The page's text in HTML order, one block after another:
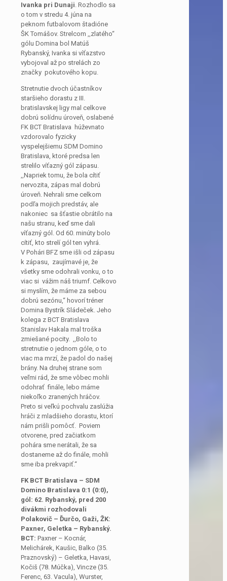
Ivanka pri Dunaji . Rozhodlo sa
o tom v stredu 4. júna na
peknom futbalovom štadióne
ŠK Tomášov. Strelcom ,,zlatého“
gólu Domina bol Matúš
Rybanský, Ivanka si víťazstvo
vybojoval až po strelách zo
značky pokutového kopu.
Stretnutie dvoch účastníkov
staršieho dorastu z III.
bratislavskej ligy mal celkove
dobrú solídnu úroveň, oslabené
FK BCT Bratislava húževnato
vzdorovalo fyzicky
vyspelejšiemu SDM Domino
Bratislava, ktoré predsa len
strelilo víťazný gól zápasu.
,,Napriek tomu, že bola cítiť
nervozita, zápas mal dobrú
úroveň. Nehrali sme celkom
podľa mojich predstáv, ale
nakoniec sa šťastie obrátilo na
našu stranu, keď sme dali
víťazný gól. Od 60. minúty bolo
cítiť, kto strelí gól ten vyhrá.
V Pohári BFZ sme išli od zápasu
k zápasu, zaujímavé je, že
všetky sme odohrali vonku, o to
viac si vážim náš triumf. Celkovo
si myslím, že máme za sebou
dobrú sezónu,“ hovorí tréner
Domina Bystrík Sládeček. Jeho
kolega z BCT Bratislava
Stanislav Hakala mal troška
zmiešané pocity. ,,Bolo to
stretnutie o jednom góle, o to
viac ma mrzí, že padol do našej
brány. Na druhej strane som
veľmi rád, že sme vôbec mohli
odohrať finále, lebo máme
niekoľko zranených hráčov.
Preto si veľkú pochvalu zaslúžia
hráči z mladšieho dorastu, ktorí
nám prišli pomôcť. Poviem
otvorene, pred začiatkom
pohára sme nerátali, že sa
dostaneme až do finále, mohli
sme iba prekvapiť.“
FK BCT Bratislava – SDM
Domino Bratislava 0:1 (0:0),
gól: 62. Rybanský, pred 200
divákmi rozhodovali
Polakovič – Ďurčo, Gaži, ŽK:
Paxner, Geletka – Rybanský.
BCT: Paxner – Kocnár,
Melichárek, Kaušic, Balko (35.
Praznovský) – Geletka, Havasi,
Kočiš (78. Múčka), Vincze (35.
Ferenc, 63. Vacula), Wurster,